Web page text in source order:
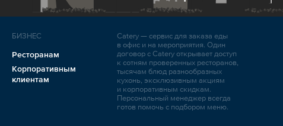
БИЗНЕС
Ресторанам
Корпоративным
клиентам
Catery — сервис для заказа еды
в офис и на мероприятия. Один
договор с Catery открывает доступ
к сотням проверенных ресторанов,
тысячам блюд разнообразных
кухонь, эксклюзивным акциям
и корпоративным скидкам.
Персональный менеджер всегда
готов помочь с подбором меню.